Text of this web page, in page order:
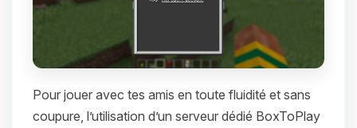
Pour jouer avec tes amis en toute fluidité et sans
coupure, l’utilisation d’un serveur dédié BoxToPlay